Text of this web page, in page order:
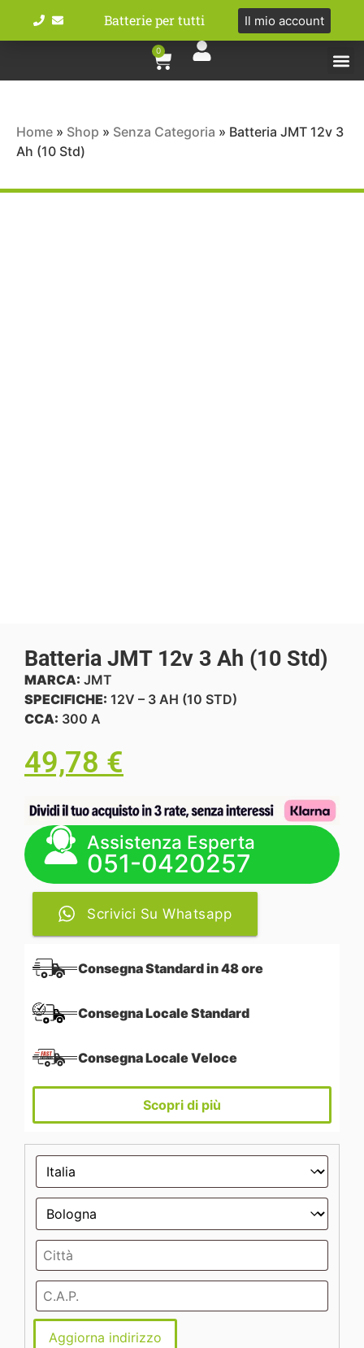
Batterie per tutti Il mio account
0
Home » Shop » Senza Categoria » Batteria JMT 12v 3
Ah (10 Std)
Batteria JMT 12v 3 Ah (10 Std)
MARCA: JMT
SPECIFICHE: 12V – 3 AH (10 STD)
CCA: 300 A
49,78 €
Assistenza Esperta
051-0420257
Scrivici Su Whatsapp
Consegna Standard in 48 ore
Consegna Locale Standard
Consegna Locale Veloce
Scopri di più
Aggiorna indirizzo